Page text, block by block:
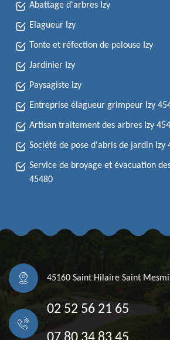
Abattage d'arbres Izy
Elagueur Izy
Tonte et réfection de pelouse Izy
Jardinier Izy
Paysagiste Izy
Entreprise élagueur grimpeur Izy
Artisan traitement des arbres Izy
Société de pose d'abris de jardin Izy
Service de broyage et évacuation
45480
45160 Saint Hilaire Saint
02 52 56 21 65